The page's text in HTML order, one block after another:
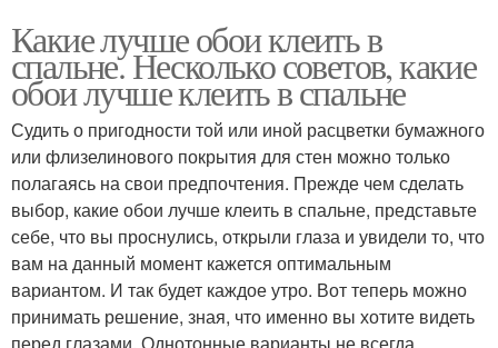
Какие лучше обои клеить в
спальне. Несколько советов, какие
обои лучше клеить в спальне
Судить о пригодности той или иной расцветки бумажного
или флизелинового покрытия для стен можно только
полагаясь на свои предпочтения. Прежде чем сделать
выбор, какие обои лучше клеить в спальне, представьте
себе, что вы проснулись, открыли глаза и увидели то, что
вам на данный момент кажется оптимальным
вариантом. И так будет каждое утро. Вот теперь можно
принимать решение, зная, что именно вы хотите видеть
перед глазами. Однотонные варианты не всегда